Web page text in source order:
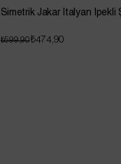
Simetrik Jakar
₺474,90
₺599,90